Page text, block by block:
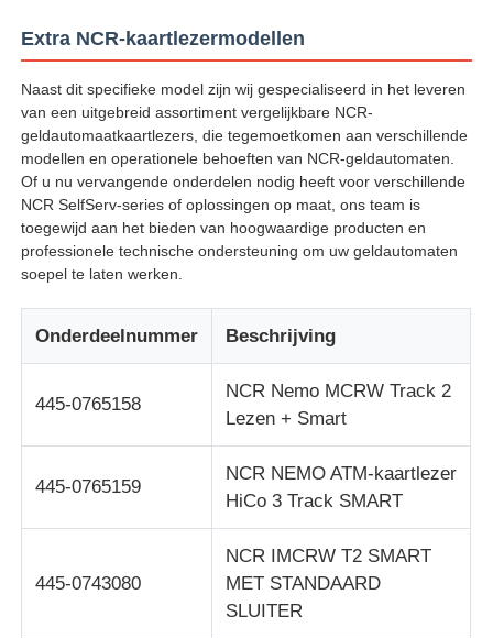
Genmega ATM -onderdelen
Factuuracceptant
Bankbiljetten sorteren
rekeningsteller
pinautomaat
ATM-reserveonderdelen
Geldautomaat
Extra NCR-kaartlezermodellen
Naast dit specifieke model zijn wij gespecialiseerd in het leveren
van een uitgebreid assortiment vergelijkbare NCR-
geldautomaatkaartlezers, die tegemoetkomen aan verschillende
modellen en operationele behoeften van NCR-geldautomaten.
Of u nu vervangende onderdelen nodig heeft voor verschillende
NCR SelfServ-series of oplossingen op maat, ons team is
toegewijd aan het bieden van hoogwaardige producten en
professionele technische ondersteuning om uw geldautomaten
soepel te laten werken.
Onderdeelnummer Beschrijving
445-0765158
NCR Nemo MCRW Track 2
Lezen + Smart
445-0765159
NCR NEMO ATM-kaartlezer
HiCo 3 Track SMART
445-0743080
NCR IMCRW T2 SMART
MET STANDAARD
SLUITER